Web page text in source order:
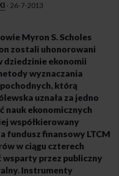
· 26-7-2013
Myron S. Scholes
zostali uhonorowani
dziedzinie ekonomii
wyznaczania
którą
uznała za jedno
nauk ekonomicznych
współkierowany
fundusz finansowy LTCM
w ciągu czterech
wsparty przez publiczny
Instrumenty